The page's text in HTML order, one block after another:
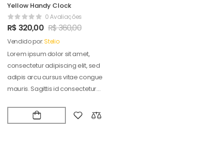
Yellow Handy Clock
0 Avaliações
R$ 320,00 R$360,00
Vendido por:Stelio
Lorem ipsum dolor sit amet,
consectetur adipiscing elit, sed
adipis arcu cursus vitae congue
mauris. Sagittis id consectetur